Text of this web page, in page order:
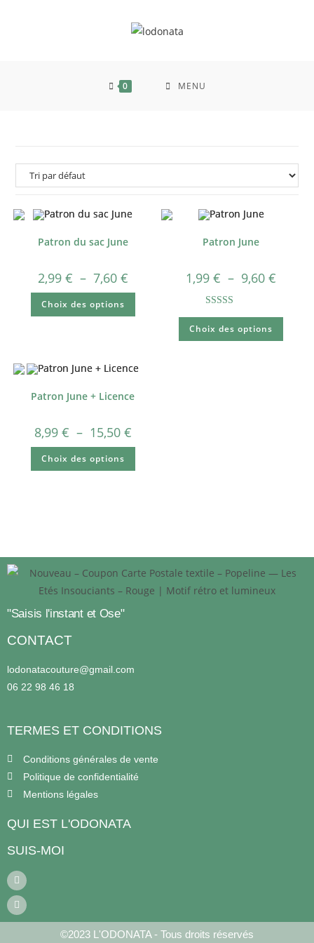
0 MENU
Patron du sac June
2,99 € – 7,60 €
Choix des options
Patron June
1,99€ – 9,60€
Note5.00
sur 5
Choix des options
Patron June + Licence
8,99 € – 15,50 €
Choix des options
"Saisis l'instant et Ose"
CONTACT
lodonatacouture@gmail.com
06 22 98 46 18
TERMES ET CONDITIONS
Conditions générales de vente
Politique de confidentialité
Mentions légales
QUI EST L'ODONATA
SUIS-MOI
©2023 L'ODONATA - Tous droits réservés